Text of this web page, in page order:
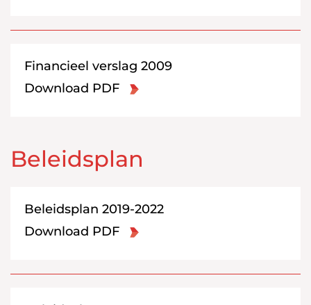
Financieel verslag 2009
Download PDF
Beleidsplan
Beleidsplan 2019-2022
Download PDF